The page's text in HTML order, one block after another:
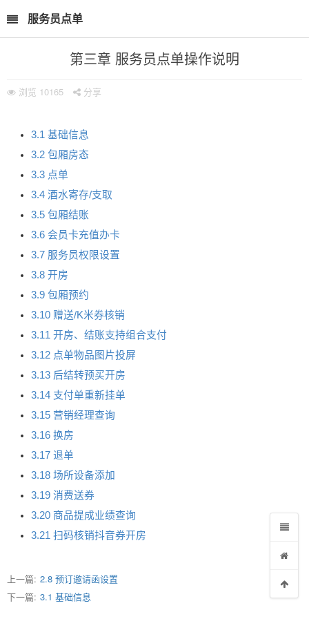
服务员点单
第三章 服务员点单操作说明
浏览 10165 分享
3.1 基础信息
3.2 包厢房态
3.3 点单
3.4 酒水寄存/支取
3.5 包厢结账
3.6 会员卡充值办卡
3.7 服务员权限设置
3.8 开房
3.9 包厢预约
3.10 赠送/K米券核销
3.11 开房、结账支持组合支付
3.12 点单物品图片投屏
3.13 后结转预买开房
3.14 支付单重新挂单
3.15 营销经理查询
3.16 换房
3.17 退单
3.18 场所设备添加
3.19 消费送券
3.20 商品提成业绩查询
3.21 扫码核销抖音券开房
上一篇: 2.8 预订邀请函设置
下一篇: 3.1 基础信息